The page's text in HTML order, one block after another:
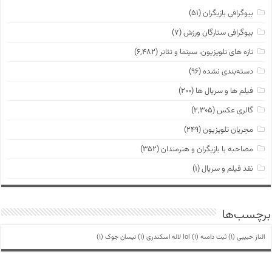
بیوگرافی بازیگران(۵۱)
بیوگرافی ستارگان ورزش(۷)
تازه های تلویزیون، سینما و تئاتر(۶,۴۸۲)
دسته‌بندی نشده(۹۶)
فیلم ها و سریال ها (۲۰۰)
گالری عکس(۲,۳۰۵)
مجریان تلویزیون(۲۴۹)
مصاحبه با بازیگران و هنرمندان(۳۵۲)
نقد فیلم و سریال(۱)
برچسب‌ها
الناز حبیبی (1) ثبت دامنه lol (1) لاله اسکندری (1) نیسان جوک (1)